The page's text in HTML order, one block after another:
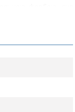
потоків в